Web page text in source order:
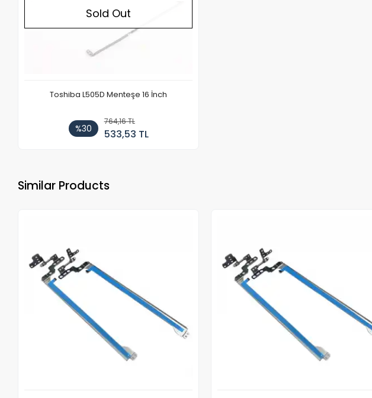
Sold Out
Toshiba L505D Menteşe 16 İnch
%30
764,16 TL
533,53 TL
Similar Products